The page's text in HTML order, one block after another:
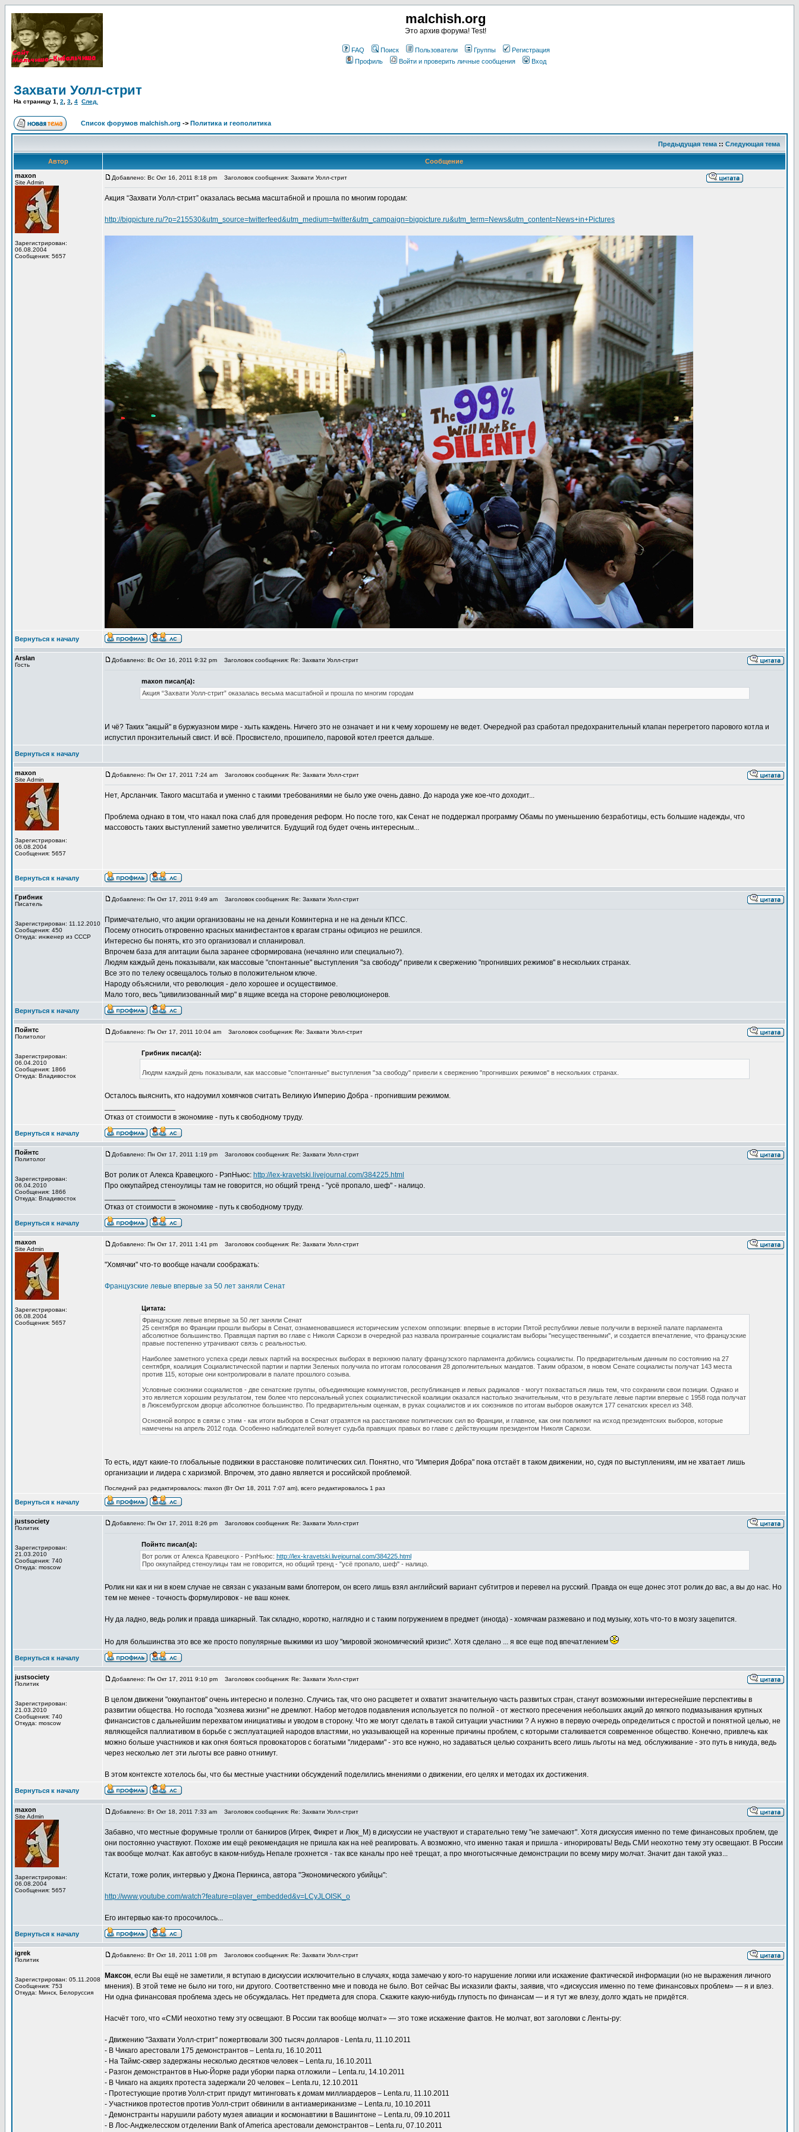
malchish.org
Это архив форума! Test!
FAQ Поиск Пользователи Группы
Регистрация
Профиль
Войти и проверить личные сообщения Вход
Захвати Уолл-стрит
На страницу 1 2 3 4 След.
Список форумов malchish.org -> Политика и геополитика
Предыдущая тема :: Следующая тема
Автор
Сообщение
maxon
Site Admin
Зарегистрирован:
06.08.2004
Сообщения: 5657
Добавлено: Вс Окт 16, 2011 8:18 pm Заголовок сообщения: Захвати Уолл-стрит
Акция “Захвати Уолл-стрит” оказалась весьма масштабной и прошла по многим городам:
http://bigpicture.ru/?p=215530&utm_source=twitterfeed&utm_medium=twitter&utm_campaign=bigpicture.ru&utm_term=News&utm_content=News+in+Pictures
Вернуться к началу
Arslan
Гость
Добавлено: Вс Окт 16, 2011 9:32 pm Заголовок сообщения: Re: Захвати Уолл-стрит
maxon писал(а):
Акция “Захвати Уолл-стрит” оказалась весьма масштабной и прошла по многим городам
И чё? Таких "акцый" в буржуазном мире - хыть каждень. Ничего это не означает и ни к чему хорошему не ведет. Очередной раз сработал предохранительный клапан перегретого парового котла и
испустил пронзительный свист. И всё. Просвистело, прошипело, паровой котел греется дальше.
Вернуться к началу
maxon
Site Admin
Зарегистрирован:
06.08.2004
Сообщения: 5657
Добавлено: Пн Окт 17, 2011 7:24 am Заголовок сообщения: Re: Захвати Уолл-стрит
Нет, Арсланчик. Такого масштаба и уменно с такими требованиями не было уже очень давно. До народа уже кое-что доходит...
Проблема однако в том, что накал пока слаб для проведения реформ. Но после того, как Сенат не поддержал программу Обамы по уменьшению безработицы, есть большие надежды, что
массовость таких выступлений заметно увеличится. Будущий год будет очень интересным...
Вернуться к началу
Грибник
Писатель
Зарегистрирован: 11.12.2010
Сообщения: 450
Откуда: инженер из СССР
Добавлено: Пн Окт 17, 2011 9:49 am Заголовок сообщения: Re: Захвати Уолл-стрит
Примечательно, что акции организованы не на деньги Коминтерна и не на деньги КПСС.
Посему относить откровенно красных манифестантов к врагам страны официоз не решился.
Интересно бы понять, кто это организовал и спланировал.
Впрочем база для агитации была заранее сформирована (нечаянно или специально?).
Людям каждый день показывали, как массовые "спонтанные" выступления "за свободу" привели к свержению "прогнивших режимов" в нескольких странах.
Все это по телеку освещалось только в положительном ключе.
Народу объяснили, что революция - дело хорошее и осуществимое.
Мало того, весь "цивилизованный мир" в ящике всегда на стороне революционеров.
Вернуться к началу
Пойнтс
Политолог
Зарегистрирован:
06.04.2010
Сообщения: 1866
Откуда: Владивосток
Добавлено: Пн Окт 17, 2011 10:04 am Заголовок сообщения: Re: Захвати Уолл-стрит
Грибник писал(а):
Людям каждый день показывали, как массовые "спонтанные" выступления "за свободу" привели к свержению "прогнивших режимов" в нескольких странах.
Осталось выяснить, кто надоумил хомячков считать Великую Империю Добра - прогнившим режимом.
Отказ от стоимости в экономике - путь к свободному труду.
Вернуться к началу
Пойнтс
Политолог
Зарегистрирован:
06.04.2010
Сообщения: 1866
Откуда: Владивосток
Добавлено: Пн Окт 17, 2011 1:19 pm Заголовок сообщения: Re: Захвати Уолл-стрит
Вот ролик от Алекса Кравецкого - РэпНьюс: http://lex-kravetski.livejournal.com/384225.html
Про оккупайред стеноулицы там не говорится, но общий тренд - "усё пропало, шеф" - налицо.
Отказ от стоимости в экономике - путь к свободному труду.
Вернуться к началу
maxon
Site Admin
Зарегистрирован:
06.08.2004
Сообщения: 5657
Добавлено: Пн Окт 17, 2011 1:41 pm Заголовок сообщения: Re: Захвати Уолл-стрит
"Хомячки" что-то вообще начали соображать:
Французские левые впервые за 50 лет заняли Сенат
Цитата:
Французские левые впервые за 50 лет заняли Сенат
25 сентября во Франции прошли выборы в Сенат, ознаменовавшиеся историческим успехом оппозиции: впервые в истории Пятой республики левые получили в верхней палате парламента
абсолютное большинство. Правящая партия во главе с Николя Саркози в очередной раз назвала проигранные социалистам выборы "несущественными", и создается впечатление, что французские
правые постепенно утрачивают связь с реальностью.
Наиболее заметного успеха среди левых партий на воскресных выборах в верхнюю палату французского парламента добились социалисты. По предварительным данным по состоянию на 27
сентября, коалиция Социалистической партии и партии Зеленых получила по итогам голосования 28 дополнительных мандатов. Таким образом, в новом Сенате социалисты получат 143 места
против 115, которые они контролировали в палате прошлого созыва.
Условные союзники социалистов - две сенатские группы, объединяющие коммунистов, республиканцев и левых радикалов - могут похвастаться лишь тем, что сохранили свои позиции. Однако и
это является хорошим результатом, тем более что персональный успех социалистической коалиции оказался настолько значительным, что в результате левые партии впервые с 1958 года получат
в Люксембургском дворце абсолютное большинство. По предварительным оценкам, в руках социалистов и их союзников по итогам выборов окажутся 177 сенатских кресел из 348.
Основной вопрос в связи с этим - как итоги выборов в Сенат отразятся на расстановке политических сил во Франции, и главное, как они повлияют на исход президентских выборов, которые
намечены на апрель 2012 года. Особенно наблюдателей волнует судьба правящих правых во главе с действующим президентом Николя Саркози.
То есть, идут какие-то глобальные подвижки в расстановке политических сил. Понятно, что "Империя Добра" пока отстаёт в таком движении, но, судя по выступлениям, им не хватает лишь
организации и лидера с харизмой. Впрочем, это давно является и российской проблемой.
Последний раз редактировалось: maxon (Вт Окт 18, 2011 7:07 am), всего редактировалось 1 раз
Вернуться к началу
justsociety
Политик
Зарегистрирован:
21.03.2010
Сообщения: 740
Откуда: moscow
Добавлено: Пн Окт 17, 2011 8:26 pm Заголовок сообщения: Re: Захвати Уолл-стрит
Пойнтс писал(а):
Вот ролик от Алекса Кравецкого - РэпНьюс: http://lex-kravetski.livejournal.com/384225.html
Про оккупайред стеноулицы там не говорится, но общий тренд - "усё пропало, шеф" - налицо.
Ролик ни как и ни в коем случае не связан с указаным вами блоггером, он всего лишь взял английский вариант субтитров и перевел на русский. Правда он еще донес этот ролик до вас, а вы до нас. Но
тем не менее - точность формулировок - не ваш конек.
Ну да ладно, ведь ролик и правда шикарный. Так складно, коротко, наглядно и с таким погружением в предмет (иногда) - хомячкам разжевано и под музыку, хоть что-то в мозгу зацепится.
Но для большинства это все же просто популярные выжимки из шоу "мировой экономический кризис". Хотя сделано ... я все еще под впечатлением
Вернуться к началу
justsociety
Политик
Зарегистрирован:
21.03.2010
Сообщения: 740
Откуда: moscow
Добавлено: Пн Окт 17, 2011 9:10 pm Заголовок сообщения: Re: Захвати Уолл-стрит
В целом движени "оккупантов" очень интересно и полезно. Случись так, что оно расцветет и охватит значительную часть развитых стран, станут возможными интереснейшие перспективы в
развитии общества. Но господа "хозяева жизни" не дремлют. Набор методов подавления используется по полной - от жесткого пресечения небольших акций до мягкого подмазывания крупных
финансистов с дальнейшим перехватом инициативы и уводом в сторону. Что же могут сделать в такой ситуации участники ? А нужно в первую очередь определиться с простой и понятной целью, не
являющейся паллиативом в борьбе с эксплуатацией народов властями, но указывающей на коренные причины проблем, с которыми сталкивается современное общество. Конечно, привлечь как
можно больше участников и как огня бояться провокаторов с богатыми "лидерами" - это все нужно, но задаваться целью сохранить всего лишь льготы на мед. обслуживание - это путь в никуда, ведь
через несколько лет эти льготы все равно отнимут.
В этом контексте хотелось бы, что бы местные участники обсуждений поделились мнениями о движении, его целях и методах их достижения.
Вернуться к началу
maxon
Site Admin
Зарегистрирован:
06.08.2004
Сообщения: 5657
Добавлено: Вт Окт 18, 2011 7:33 am Заголовок сообщения: Re: Захвати Уолл-стрит
Забавно, что местные форумные тролли от банкиров (Игрек, Фикрет и Люк_М) в дискуссии не участвуют и старательно тему "не замечают". Хотя дискуссия именно по теме финансовых проблем, где
они постоянно участвуют. Похоже им ещё рекомендация не пришла как на неё реагировать. А возможно, что именно такая и пришла - игнорировать! Ведь СМИ неохотно тему эту освещают. В России
так вообще молчат. Как автобус в каком-нибудь Непале грохнется - так все каналы про неё трещат, а про многотысячные демонстрации по всему миру молчат. Значит дан такой указ...
Кстати, тоже ролик, интервью у Джона Перкинса, автора "Экономического убийцы":
http://www.youtube.com/watch?feature=player_embedded&v=LCyJLOISK_o
Его интервью как-то просочилось...
Вернуться к началу
igrek
Политик
Зарегистрирован: 05.11.2008
Сообщения: 753
Откуда: Минск, Белоруссия
Добавлено: Вт Окт 18, 2011 1:08 pm Заголовок сообщения: Re: Захвати Уолл-стрит
Максон, если Вы ещё не заметили, я вступаю в дискуссии исключительно в случаях, когда замечаю у кого-то нарушение логики или искажение фактической информации (но не выражения личного
мнения). В этой теме не было ни того, ни другого. Соответственно мне и повода не было. Вот сейчас Вы исказили факты, заявив, что «дискуссия именно по теме финансовых проблем» — я и влез.
Ни одна финансовая проблема здесь не обсуждалась. Нет предмета для спора. Скажите какую-нибудь глупость по финансам — и я тут же влезу, долго ждать не придётся.
Насчёт того, что «СМИ неохотно тему эту освещают. В России так вообще молчат» — это тоже искажение фактов. Не молчат, вот заголовки с Ленты-ру:
- Движению "Захвати Уолл-стрит" пожертвовали 300 тысяч долларов - Lenta.ru, 11.10.2011
- В Чикаго арестовали 175 демонстрантов – Lenta.ru, 16.10.2011
- На Таймс-сквер задержаны несколько десятков человек – Lenta.ru, 16.10.2011
- Разгон демонстрантов в Нью-Йорке ради уборки парка отложили – Lenta.ru, 14.10.2011
- В Чикаго на акциях протеста задержали 20 человек – Lenta.ru, 12.10.2011
- Протестующие против Уолл-стрит придут митинговать к домам миллиардеров – Lenta.ru, 11.10.2011
- Участников протестов против Уолл-cтрит обвинили в антиамериканизме – Lenta.ru, 10.10.2011
- Демонстранты нарушили работу музея авиации и космонавтики в Вашингтоне – Lenta.ru, 09.10.2011
- В Лос-Анджелесском отделении Bank of America арестовали демонстрантов – Lenta.ru, 07.10.2011